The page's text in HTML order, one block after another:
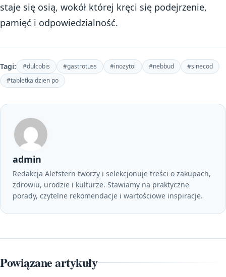
staje się osią, wokół której kręci się podejrzenie,
pamięć i odpowiedzialność.
Tagi: #dulcobis #gastrotuss #inozytol #nebbud
#sinecod
#tabletka dzien po
admin
Redakcja Alefstern tworzy i selekcjonuje treści o zakupach,
zdrowiu, urodzie i kulturze. Stawiamy na praktyczne
porady, czytelne rekomendacje i wartościowe inspiracje.
Powiązane artykuły